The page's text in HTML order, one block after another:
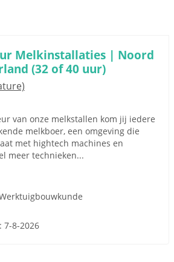
Melkinstallaties | Noord
(32 of 40 uur)
van onze melkstallen kom jij iedere
melkboer, een omgeving die
met hightech machines en
meer technieken...
7-8-2026